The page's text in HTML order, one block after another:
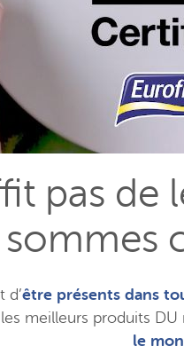
pas de
d’être présents dans
meilleurs produits
le